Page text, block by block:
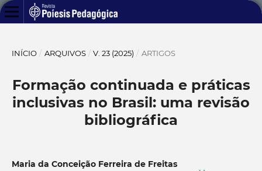
INÍCIO / ARQUIVOS / V. 23 (2025) / ARTIGOS
Formação continuada e práticas
inclusivas no Brasil: uma revisão
bibliográfica
Maria da Conceição Ferreira de Freitas